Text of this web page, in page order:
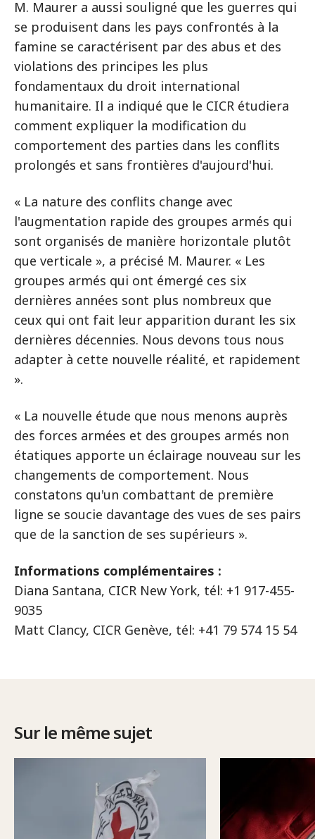
M. Maurer a aussi souligné que les guerres qui
se produisent dans les pays confrontés à la
famine se caractérisent par des abus et des
violations des principes les plus
fondamentaux du droit international
humanitaire. Il a indiqué que le CICR étudiera
comment expliquer la modification du
comportement des parties dans les conflits
prolongés et sans frontières d'aujourd'hui.
« La nature des conflits change avec
l'augmentation rapide des groupes armés qui
sont organisés de manière horizontale plutôt
que verticale », a précisé M. Maurer. « Les
groupes armés qui ont émergé ces six
dernières années sont plus nombreux que
ceux qui ont fait leur apparition durant les six
dernières décennies. Nous devons tous nous
adapter à cette nouvelle réalité, et rapidement
».
« La nouvelle étude que nous menons auprès
des forces armées et des groupes armés non
étatiques apporte un éclairage nouveau sur les
changements de comportement. Nous
constatons qu'un combattant de première
ligne se soucie davantage des vues de ses pairs
que de la sanction de ses supérieurs ».
Informations complémentaires :
Diana Santana, CICR New York, tél: +1 917-455-
9035
Matt Clancy, CICR Genève, tél: +41 79 574 15 54
Sur le même sujet